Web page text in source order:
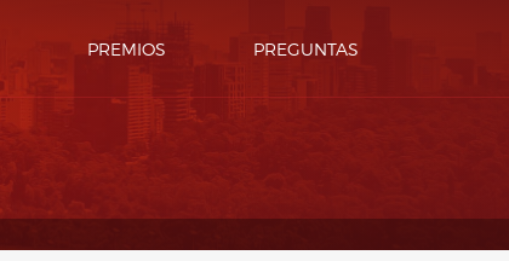
PREMIOS PREGUNTAS